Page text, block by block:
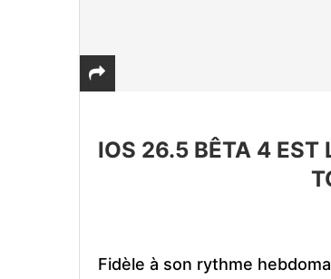
IOS 26.5 BÊTA 4 EST
Fidèle à son rythme